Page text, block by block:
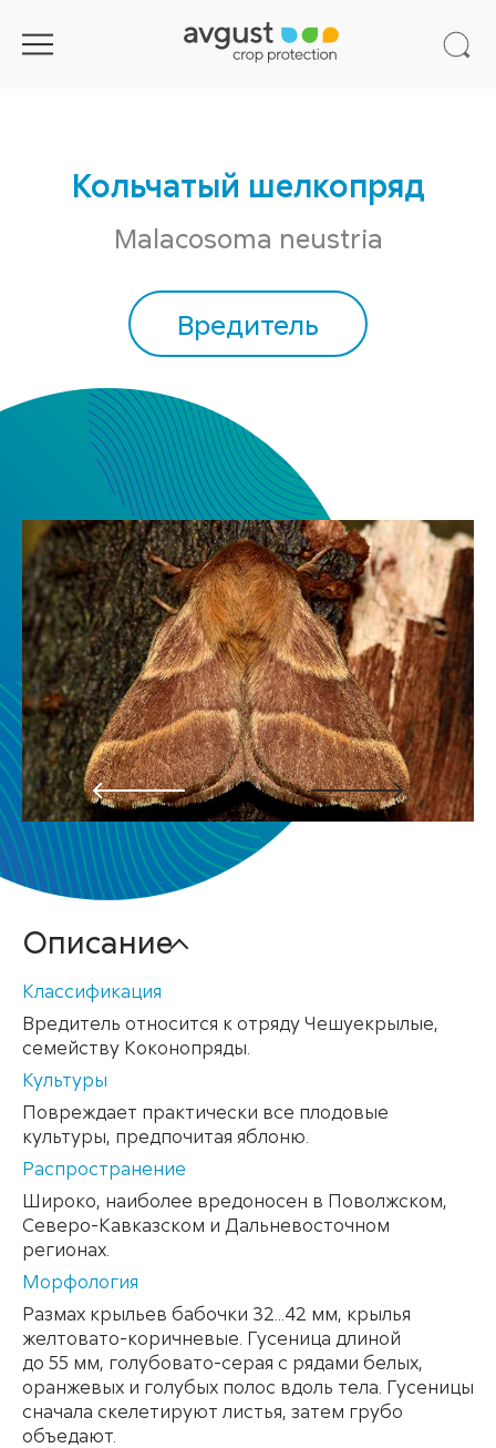
Кольчатый шелкопряд
Malacosoma neustria
Вредитель
Описание
Классификация
Вредитель относится к отряду Чешуекрылые,
семейству Коконопряды.
Культуры
Повреждает практически все плодовые
культуры, предпочитая яблоню.
Распространение
Широко, наиболее вредоносен в Поволжском,
Северо-Кавказском и Дальневосточном
регионах.
Mорфология
Размах крыльев бабочки 32...42 мм, крылья
желтовато-коричневые. Гусеница длиной
до 55 мм, голубовато-серая с рядами белых,
оранжевых и голубых полос вдоль тела. Гусеницы
сначала скелетируют листья, затем грубо
объедают.